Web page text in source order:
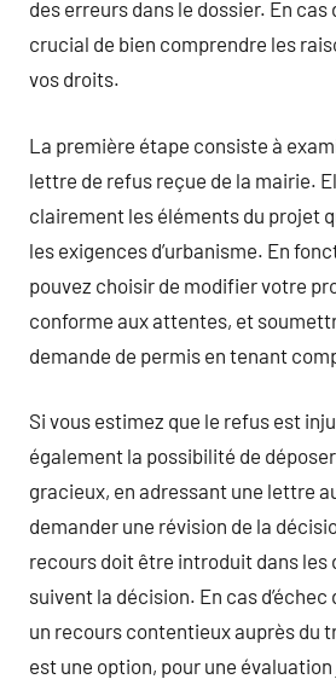
des erreurs dans le dossier. En cas
crucial de bien comprendre les
vos droits.
La première étape consiste à
lettre de refus reçue de la mairie.
clairement les éléments du projet
les exigences d’urbanisme. En
pouvez choisir de modifier votre
conforme aux attentes, et
demande de permis en tenant
Si vous estimez que le refus est
également la possibilité de
gracieux, en adressant une lettre
demander une révision de la
recours doit être introduit dans les
suivent la décision. En cas
un recours contentieux auprès du
est une option, pour une